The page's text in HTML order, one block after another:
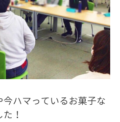
ハマっているお菓子な
！